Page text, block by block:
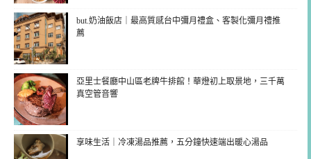
but.奶油飯店｜最高質感台中彌月禮盒、客製化彌月禮推
薦
亞里士餐廳中山區老牌牛排館！華燈初上取景地，三千萬
真空管音響
享味生活｜冷凍湯品推薦，五分鐘快速端出暖心湯品